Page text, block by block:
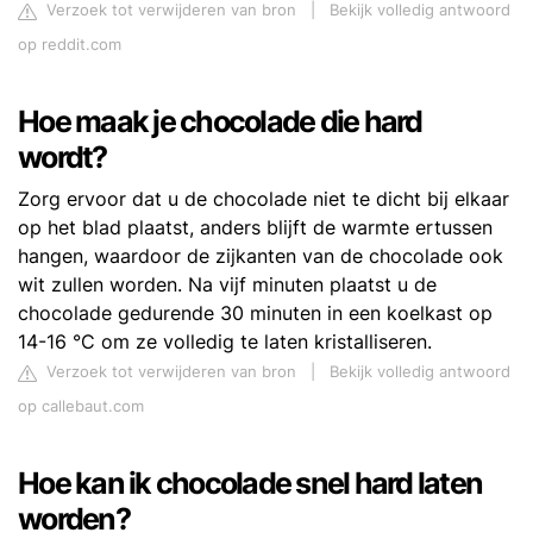
Verzoek tot verwijderen van bron
Bekijk volledig antwoord
op reddit.com
Hoe maak je chocolade die hard
wordt?
Zorg ervoor dat u de chocolade niet te dicht bij elkaar
op het blad plaatst, anders blijft de warmte ertussen
hangen, waardoor de zijkanten van de chocolade ook
wit zullen worden. Na vijf minuten plaatst u de
chocolade gedurende 30 minuten in een koelkast op
14-16 °C om ze volledig te laten kristalliseren.
Verzoek tot verwijderen van bron
Bekijk volledig antwoord
op callebaut.com
Hoe kan ik chocolade snel hard laten
worden?